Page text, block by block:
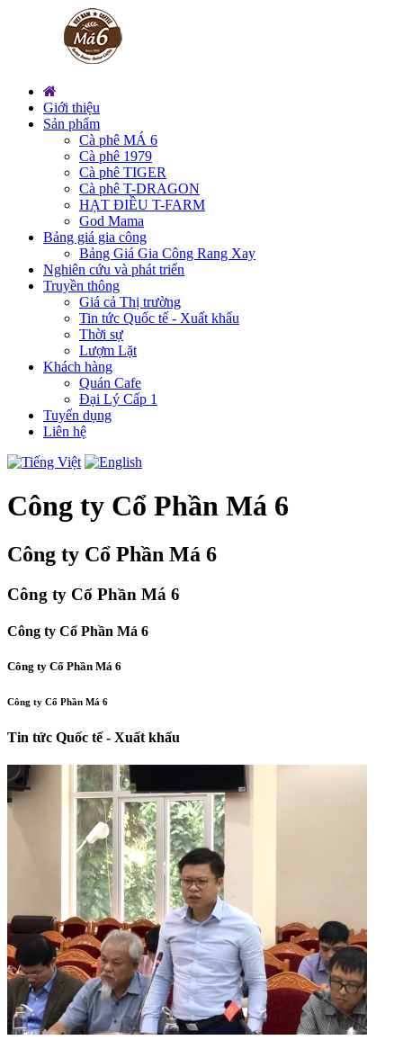
Giới thiệu
Sản phẩm
Cà phê MÁ 6
Cà phê 1979
Cà phê TIGER
Cà phê T-DRAGON
HẠT ĐIỀU T-FARM
God Mama
Bảng giá gia công
Bảng Giá Gia Công Rang Xay
Nghiên cứu và phát triển
Truyền thông
Giá cả Thị trường
Tin tức Quốc tế - Xuất khẩu
Thời sự
Lượm Lặt
Khách hàng
Quán Cafe
Đại Lý Cấp 1
Tuyển dụng
Liên hệ
Công ty Cổ Phần Má 6
Công ty Cổ Phần Má 6
Công ty Cổ Phần Má 6
Công ty Cổ Phần Má 6
Công ty Cổ Phần Má 6
Công ty Cổ Phần Má 6
Tin tức Quốc tế - Xuất khẩu